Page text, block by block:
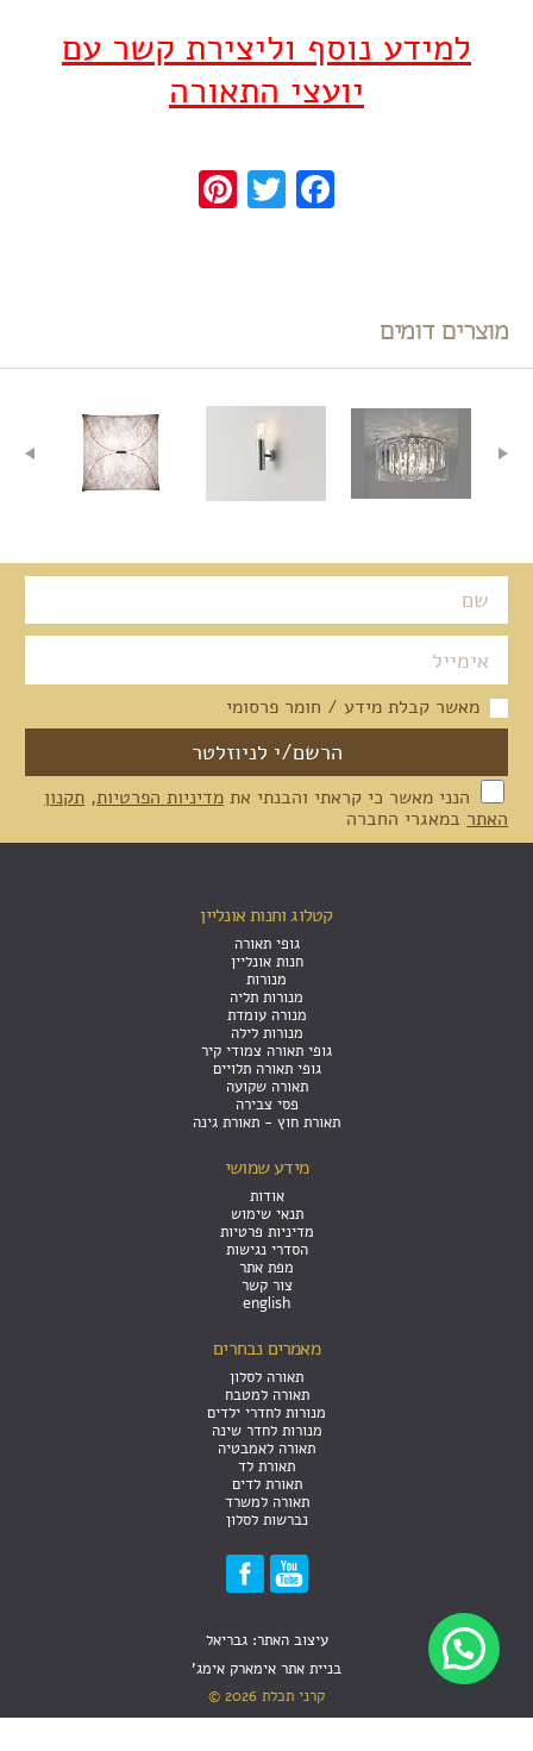
למידע נוסף וליצירת קשר עם
יועצי התאורה
Facebook
Twitter
Pinterest
מוצרים דומים
מאשר קבלת מידע / חומר פרסומי
הנני מאשר כי קראתי והבנתי את מדיניות הפרטיות, תקנון
האתר במאגרי החברה
קטלוג וחנות אונליין
גופי תאורה
חנות אונליין
מנורות
מנורות תליה
מנורה עומדת
מנורות לילה
גופי תאורה צמודי קיר
גופי תאורה תלויים
תאורה שקועה
פסי צבירה
תאורת חוץ - תאורת גינה
מידע שמושי
אודות
תנאי שימוש
מדיניות פרטיות
הסדרי נגישות
מפת אתר
צור קשר
english
מאמרים נבחרים
תאורה לסלון
תאורה למטבח
מנורות לחדרי ילדים
מנורות לחדר שינה
תאורה לאמבטיה
תאורת לד
תאורת לדים
תאורה למשרד
נברשות לסלון
עיצוב האתר: גבריאל
בניית אתר אימארק אימג'
קרני תכלת 2026 ©
זקוק לעזרה?